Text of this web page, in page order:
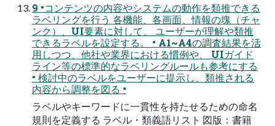
9 •コンテンツの内容やシステムの動作を類推できる
ラベリングを行う 各機能、各画面、情報の塊（チャ
ンク）、UI要素に対して、 ユーザーが理解や類推
できるラベルを設定する。 • A1~A4の調査結果を活
用しつつ、他社や業界における慣例や、 UIガイド
ライン等の標準的なラベリングルールも参考にする
• 検討中のラベルをユーザーに提示し、類推される
内容から調整を図る •
ラベルやキーワードに一貫性を持たせるための命名
規則を定義する ラベル・類義語リスト 図版：書籍